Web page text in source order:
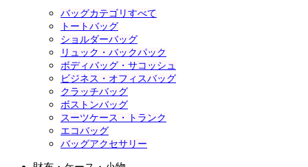
バッグカテゴリすべて
トートバッグ
ショルダーバッグ
リュック・バックパック
ボディバッグ・サコッシュ
ビジネス・オフィスバッグ
クラッチバッグ
ボストンバッグ
スーツケース・トランク
エコバッグ
バッグアクセサリー